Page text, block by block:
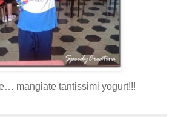
mangiate tantissimi yogurt!!!